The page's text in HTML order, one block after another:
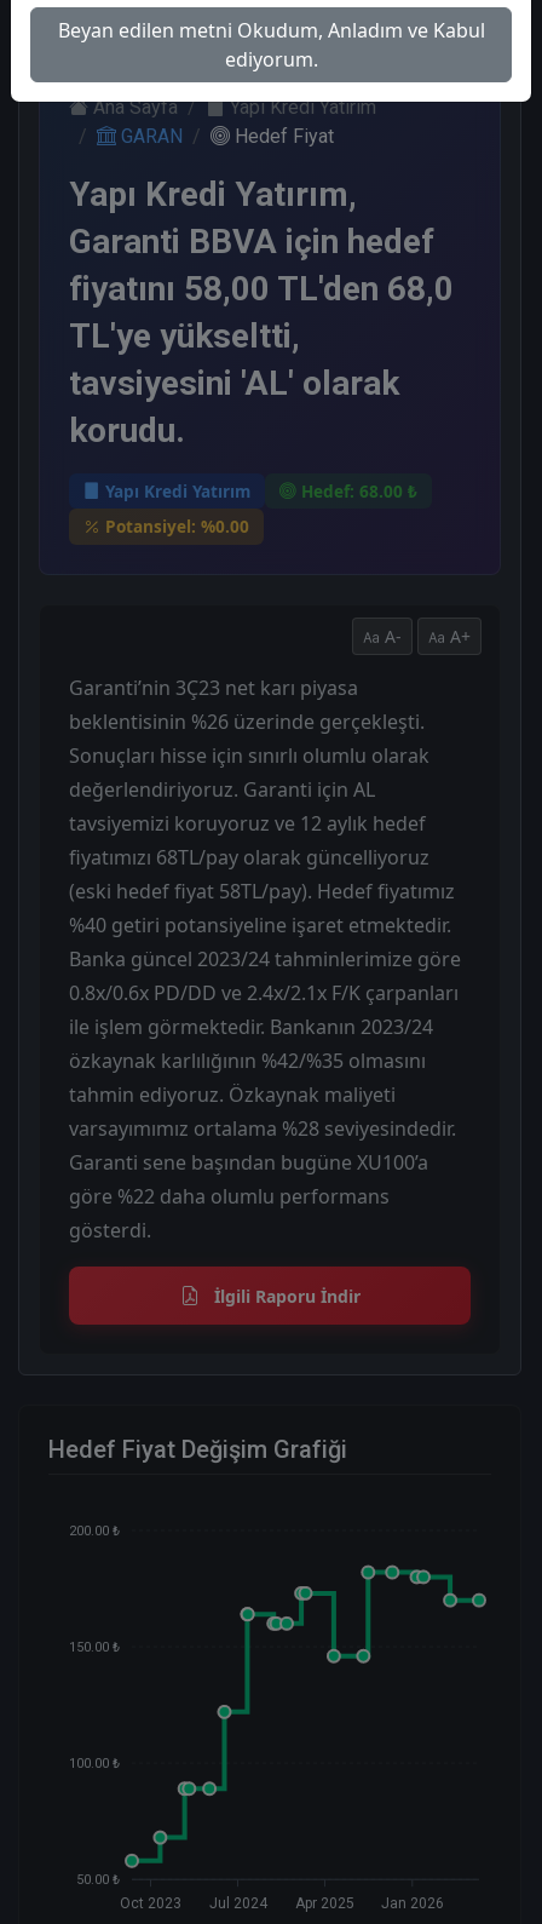
Salı, 31 Ekim 2023
Ana Sayfa
Yapı Kredi Yatırım
GARAN
Hedef Fiyat
Yapı Kredi Yatırım,
Garanti BBVA için hedef
fiyatını 58,00 TL'den 68,0
TL'ye yükseltti,
tavsiyesini 'AL' olarak
korudu.
Yapı Kredi Yatırım
Hedef: 68.00 ₺
Potansiyel: %0.00
A- A+
Garanti’nin 3Ç23 net karı piyasa
beklentisinin %26 üzerinde gerçekleşti.
Sonuçları hisse için sınırlı olumlu olarak
değerlendiriyoruz. Garanti için AL
tavsiyemizi koruyoruz ve 12 aylık hedef
fiyatımızı 68TL/pay olarak güncelliyoruz
(eski hedef fiyat 58TL/pay). Hedef fiyatımız
%40 getiri potansiyeline işaret etmektedir.
Banka güncel 2023/24 tahminlerimize göre
0.8x/0.6x PD/DD ve 2.4x/2.1x F/K çarpanları
ile işlem görmektedir. Bankanın 2023/24
özkaynak karlılığının %42/%35 olmasını
tahmin ediyoruz. Özkaynak maliyeti
varsayımımız ortalama %28 seviyesindedir.
Garanti sene başından bugüne XU100’a
göre %22 daha olumlu performans
gösterdi.
İlgili Raporu İndir
Hedef Fiyat Değişim Grafiği
200.00 ₺
150.00 ₺
100.00 ₺
50.00 ₺
Oct 2023 Jul 2024 Apr 2025 Jan 2026
Beyan edilen metni Okudum, Anladım ve Kabul
ediyorum.